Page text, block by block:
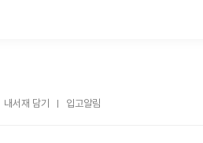
내서재 담기 입고알림